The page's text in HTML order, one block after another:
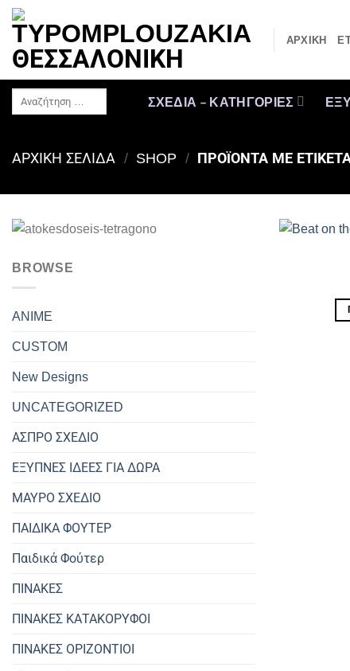
Μετάβαση
στο
περιεχόμενο
ΑΡΧΙΚΗ
Αναζήτηση
ΣΧΕΔΙΑ – ΚΑΤΗΓΟΡΙΕΣ
ΑΡΧΙΚΉ ΣΕΛΊΔΑ / SHOP / ΠΡΟΪΌΝΤΑ ΜΕ
BROWSE
ANIME
CUSTOM
New Designs
UNCATEGORIZED
ΑΣΠΡΟ ΣΧΕΔΙΟ
ΕΞΥΠΝΕΣ ΙΔΕΕΣ ΓΙΑ ΔΩΡΑ
ΜΑΥΡΟ ΣΧΕΔΙΟ
ΠΑΙΔΙΚΑ ΦΟΥΤΕΡ
Παιδικά Φούτερ
ΠΙΝΑΚΕΣ
ΠΙΝΑΚΕΣ ΚΑΤΑΚΟΡΥΦΟΙ
ΠΙΝΑΚΕΣ ΟΡΙΖΟΝΤΙΟΙ